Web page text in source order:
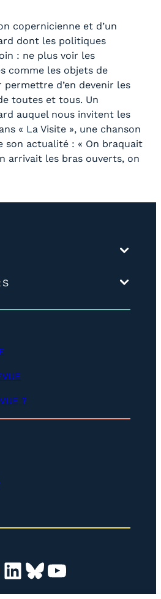
copernicienne et d’un
dont les politiques
: ne plus voir les
comme les objets de
d’en devenir les
toutes et tous. Un
auquel nous invitent les
« La Visite », une chanson
son actualité : « On braquait
arrivait les bras ouverts, on
(
p
r
?
LinkedIn Bluesky YouTube